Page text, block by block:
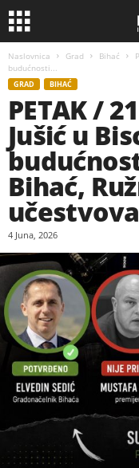
Naslovnica Grad Bihać
budućnosti...
GRAD BIHAĆ
PETAK /
Jušić u
Bihać,
4 Juna, 2026